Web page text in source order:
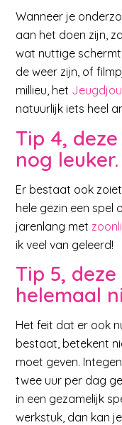
Wanneer je
aan het doen zijn,
wat nuttige
de weer zijn, of
millieu, het
natuurlijk iets heel
Tip 4,
nog leuker.
Er bestaat ook
hele gezin een spel
jarenlang met
ik veel van geleerd!
Tip 5,
helemaal
Het feit dat er ook
bestaat, betekent
moet geven.
twee uur per dag
in een gezamelijk
werkstuk, dan kan